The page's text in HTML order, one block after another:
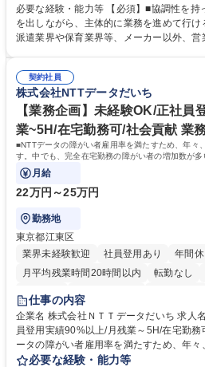
善をお任せ。 【教育制度】ご入社後、育成担当とペアになりながらOJTに
て業務を覚えていただくことが可能です
れているため、スムーズに仕事に慣れる
募集職種 【大阪・京都・滋賀】営業事務 ※
必要な経験・能力等 【必須】■協調性を持
を出しながら、主体的に業務を進めて行
派遣業界や保育業界等、メーカー以外、
えて、お客様や社員の状況に合わせ、能動
待され。組織を支えるスペシャリストとし
社員から頼られる存在になることができ
務の持ち帰りも禁止されており、メリハリ
歴・資格 学歴：大学院 大学 高専 短大 語学
契約社員
株式会社NTTデータだいち
【業務企画】未経験OK/正社員
業~5H/在宅勤務可/社会貢献 業
■NTTデータの障がい者雇用率を満たすため、年々
す。中でも、完全在宅勤務の障がい者の増加数が多
っていただきます。
月給
22万円～25万円
勤務地
東京都江東区
業界未経験歓迎
社員登用あり
年間
月平均残業時間20時間以内
転勤なし
育休あり
完全週休2日制
仕事の内容
企業名 株式会社ＮＴＴデータだいち 求人名 【業務企画】未経験OK/正社
員登用実績90%以上/月残業～5H/在宅勤務可/社会貢献 仕
ータの障がい者雇用率を満たすため、年
ています。中でも、完全在宅勤務の障がい
必要な経験・能力等